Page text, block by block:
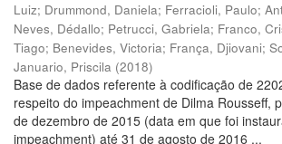
Luiz; Drummond, Daniela; Ferracioli, Paulo;
Neves, Dédallo; Petrucci, Gabriela; Franco,
Tiago; Benevides, Victoria; França, Djiovani;
Januario, Priscila (2018)
Base de dados referente à codificação de
respeito do impeachment de Dilma Rousseff,
de dezembro de 2015 (data em que foi
impeachment) até 31 de agosto de 2016 ...